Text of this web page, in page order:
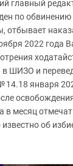
главный
по обвинению
отбывает
2022 года
ШИЗО и
января
в месяц
об